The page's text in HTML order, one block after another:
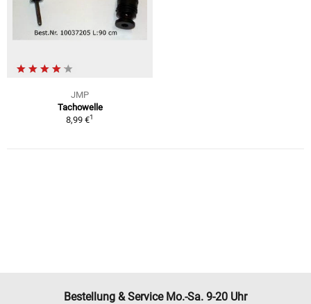
JMP
Tachowelle
8,99 €1
Bestellung & Service Mo.-Sa. 9-20 Uhr